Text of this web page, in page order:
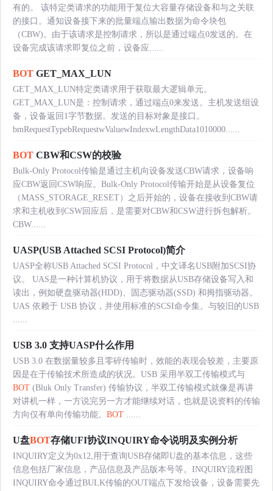
有的。 该特定类请求的功能用于复位大容量存储设备和与之关联
的接口。通知设备接下来的批量端点输出数据为命令块包
（CBW)。由于该请求是控制请求，所以是通过端点0发送的。在
设备完成该请求即复位之前，设备应......
BOT GET_MAX_LUN
GET_MAX_LUN特定类请求用于获取最大逻辑单元。
GET_MAX_LUN是：控制请求，通过端点0来发送。主机发送组设
备，设备返回1字节数据。发送的目标对象是接口。
bmRequestTypebRequestwValuewIndexwLengthData1010000......
BOT CBW和CSW的校验
Bulk-Only Protocol传输是通过主机向设备发送CBW请求，设备响
应CBW返回CSW响应。Bulk-Only Protocol传输开始是从设备复位
（MASS_STORAGE_RESET）之后开始的，设备在接收到CBW请
求和主机收到CSW回应后，是需要对CBW和CSW进行拆包解析。
CBW......
UASP(USB Attached SCSI Protocol)简介
UASP全称USB Attached SCSI Protocol，中文译名USB附加SCSI协
议。 UAS是一种计算机协议，用于将数据从USB存储设备写入和
读出，例如硬盘驱动器(HDD)、固态驱动器(SSD) 和拇指驱动器。
UAS 依赖于 USB 协议，并使用标准的SCSI命令集。与较旧的USB
......
USB 3.0 支持UASP什么作用
USB 3.0 在数据量较多且零碎传输时，效能的表现会较差，主要原
因是在于传输技术所造成的状况。USB 采用半双工传输模式与
BOT (Bluk Only Transfer) 传输协议，半双工传输模式就像是再讲
对讲机一样，一方说完另一方才能继续对话，也就是说资料的传输
方向仅有单向传输功能。 BOT ......
U盘BOT存储UFI协议INQUIRY命令说明及实例分析
INQUIRY定义为0x12,用于查询USB存储即U盘的基本信息，这些
信息包括厂家信息，产品信息及产品版本号等。INQUIRY流程图
INQUIRY命令通过BULK传输的OUT端点下发给设备，设备需要先